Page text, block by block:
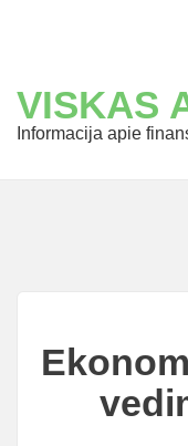
VISKAS
Informacija apie